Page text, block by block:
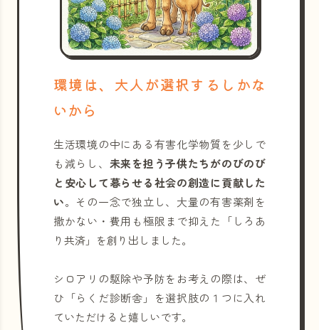
環境は、大人が選択するしかな
いから
生活環境の中にある有害化学物質を少しで
も減らし、 未来を担う子供たちがのびのび
と安心して暮らせる社会の創造に貢献した
い。その一念で独立し、大量の有害薬剤を
撒かない・費用も極限まで抑えた「しろあ
り共済」を創り出しました。
シロアリの駆除や予防をお考えの際は、ぜ
ひ「らくだ診断舎」を選択肢の１つに入れ
ていただけると嬉しいです。